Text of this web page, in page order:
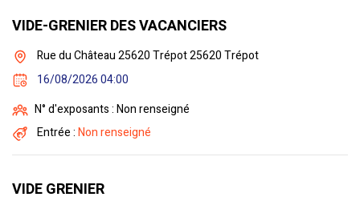
VIDE-GRENIER DES VACANCIERS
Rue du Château 25620 Trépot 25620 Trépot
16/08/2026 04:00
N° d'exposants : Non renseigné
Entrée :Non renseigné
VIDE GRENIER